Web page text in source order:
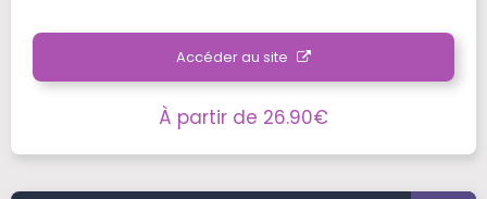
Accéder au site
À partir de 26.90€